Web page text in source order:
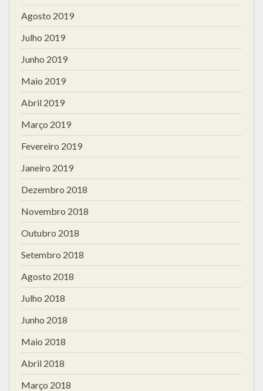
Agosto 2019
Julho 2019
Junho 2019
Maio 2019
Abril 2019
Março 2019
Fevereiro 2019
Janeiro 2019
Dezembro 2018
Novembro 2018
Outubro 2018
Setembro 2018
Agosto 2018
Julho 2018
Junho 2018
Maio 2018
Abril 2018
Março 2018